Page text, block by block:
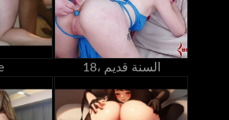
18، السنة قديم